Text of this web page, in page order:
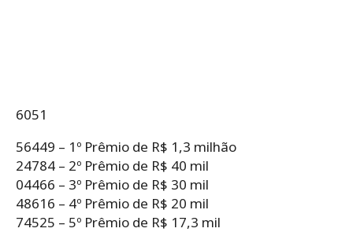
6051
56449 – 1º Prêmio de R$ 1,3 milhão
24784 – 2º Prêmio de R$ 40 mil
04466 – 3º Prêmio de R$ 30 mil
48616 – 4º Prêmio de R$ 20 mil
74525 – 5º Prêmio de R$ 17,3 mil